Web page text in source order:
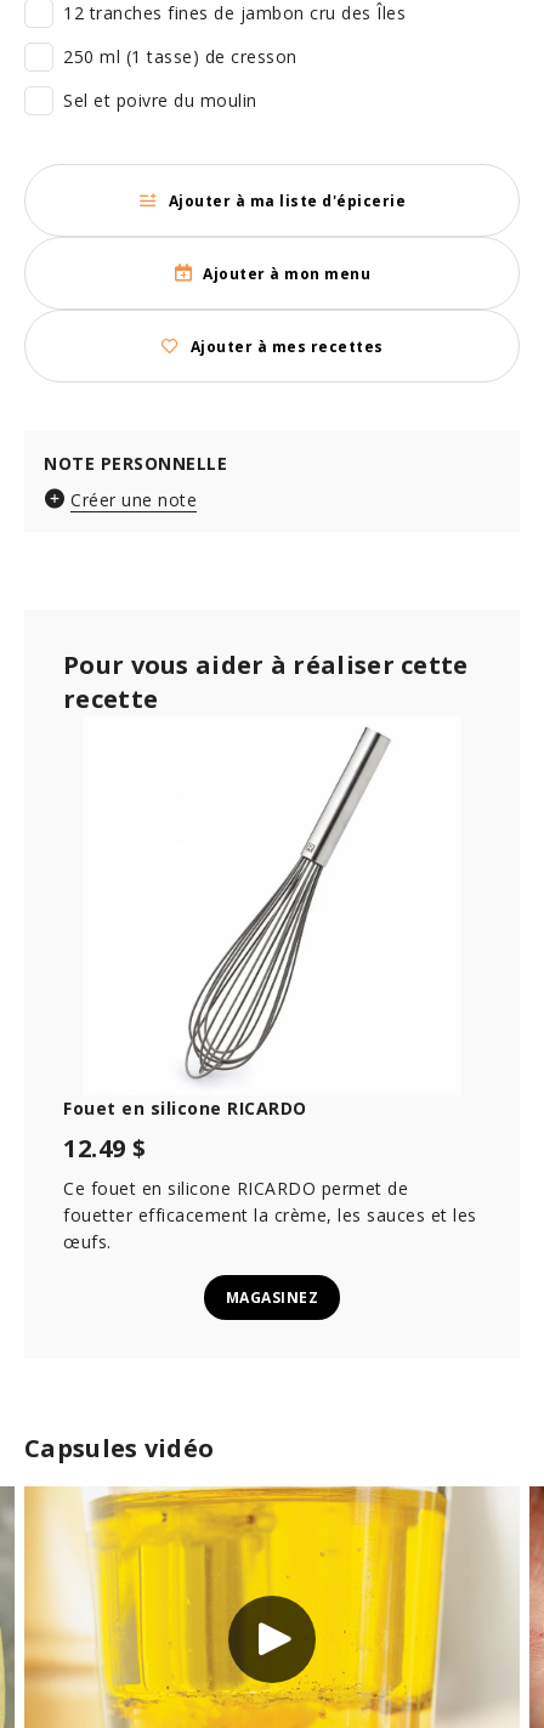
Capsules vidéo
12 tranches fines de jambon cru des Îles
250 ml (1 tasse) de cresson
Sel et poivre du moulin
Ajouter à ma liste d'épicerie
Ajouter à mon menu
Ajouter à mes recettes
NOTE PERSONNELLE
Créer une note
Pour vous aider à réaliser cette
recette
Fouet en silicone RICARDO
12.49 $
Ce fouet en silicone RICARDO permet de
fouetter efficacement la crème, les sauces et les
œufs.
MAGASINEZ